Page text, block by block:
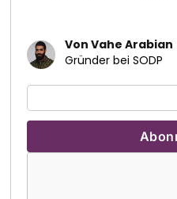
Von Vahe Arabian
Gründer bei SODP